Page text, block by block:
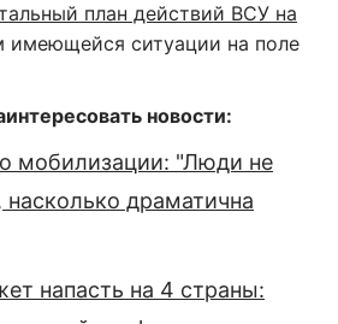
план действий ВСУ на
имеющейся ситуации на поле
новости:
мобилизации: "Люди не
драматична
напасть на 4 страны: